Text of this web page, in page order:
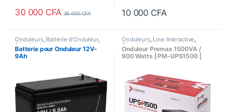
30 000 CFA 35 000CFA 10 000 CFA
Onduleurs, Batterie d'Onduleur,
Sécurité équipements
Batterie pour Onduleur 12V-
9Ah
Onduleurs, Line Interactive,
Sécurité équipements
Onduleur Premax 1500VA /
900 Watts | PM-UPS1500 |